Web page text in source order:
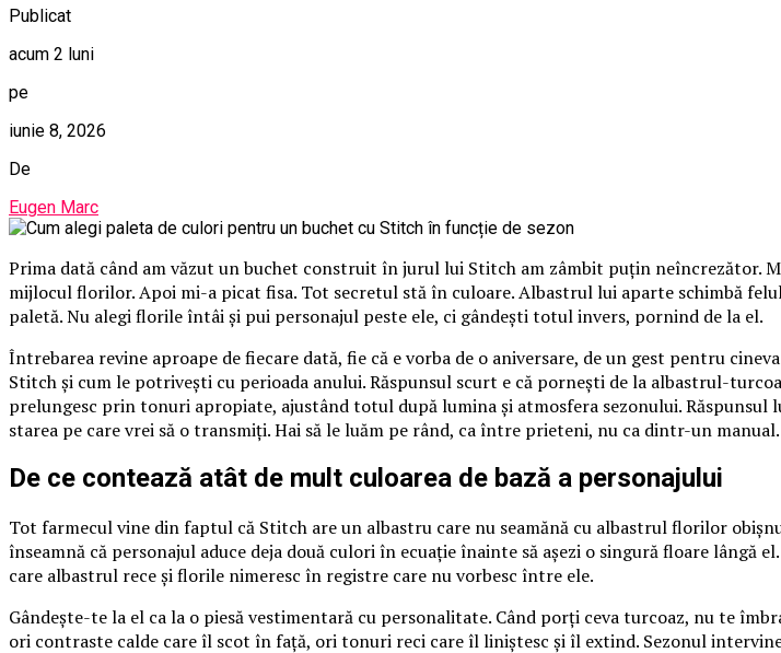
Publicat
acum 2 luni
pe
iunie 8, 2026
De
Eugen Marc
Prima dată când am văzut un buchet construit în jurul lui Stitch am zâmbit puțin neîncrezător.
mijlocul florilor. Apoi mi-a picat fisa. Tot secretul stă în culoare. Albastrul lui aparte schimbă
paletă. Nu alegi florile întâi și pui personajul peste ele, ci gândești totul invers, pornind de la el.
Întrebarea revine aproape de fiecare dată, fie că e vorba de o aniversare, de un gest pentru
Stitch și cum le potrivești cu perioada anului. Răspunsul scurt e că pornești de la albastrul-
prelungesc prin tonuri apropiate, ajustând totul după lumina și atmosfera sezonului.
starea pe care vrei să o transmiți. Hai să le luăm pe rând, ca între prieteni, nu ca dintr-un manual.
De ce contează atât de mult culoarea de bază a personajului
Tot farmecul vine din faptul că Stitch are un albastru care nu seamănă cu albastrul florilor
înseamnă că personajul aduce deja două culori în ecuație înainte să așezi o singură floare
care albastrul rece și florile nimeresc în registre care nu vorbesc între ele.
Gândește-te la el ca la o piesă vestimentară cu personalitate. Când porți ceva turcoaz, nu te
ori contraste calde care îl scot în față, ori tonuri reci care îl liniștesc și îl extind. Sezonul